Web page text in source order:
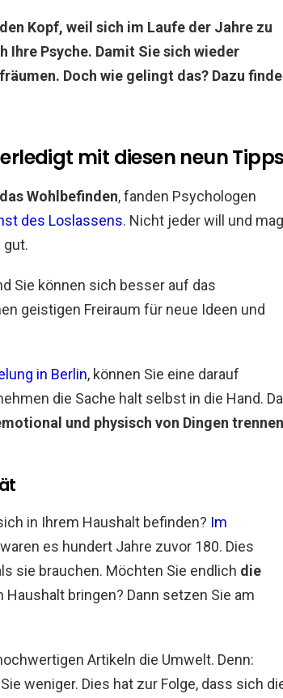
Kopf, weil sich im Laufe der Jahre zu
Ihre Psyche. Damit Sie sich wieder
Doch wie gelingt das? Dazu
mit diesen neun Tipps
Wohlbefinden, fanden Psychologen
des Loslassens. Nicht jeder will und mag
gut.
Sie können sich besser auf das
geistigen Freiraum für neue Ideen und
in Berlin, können Sie eine darauf
die Sache halt selbst in die Hand.
und physisch von Dingen trennen
in Ihrem Haushalt befinden? Im
es hundert Jahre zuvor 180. Dies
sie brauchen. Möchten Sie endlich die
Haushalt bringen? Dann setzen Sie am
Artikeln die Umwelt. Denn:
weniger. Dies hat zur Folge, dass sich